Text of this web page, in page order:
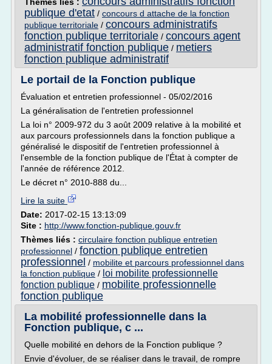
publique d'etat / concours d attache de la fonction
publique territoriale / concours administratifs
fonction publique territoriale / concours agent
administratif fonction publique / metiers
fonction publique administratif
Le portail de la Fonction publique
Évaluation et entretien professionnel - 05/02/2016
La généralisation de l'entretien professionnel
La loi n° 2009-972 du 3 août 2009 relative à la mobilité et
aux parcours professionnels dans la fonction publique a
généralisé le dispositif de l'entretien professionnel à
l'ensemble de la fonction publique de l'État à compter de
l'année de référence 2012.
Le décret n° 2010-888 du...
Lire la suite
Date: 2017-02-15 13:13:09
Site : http://www.fonction-publique.gouv.fr
Thèmes liés : circulaire fonction publique entretien
professionnel / fonction publique entretien
professionnel / mobilite et parcours professionnel dans
la fonction publique / loi mobilite professionnelle
fonction publique / mobilite professionnelle
fonction publique
La mobilité professionnelle dans la
Fonction publique, c ...
Quelle mobilité en dehors de la Fonction publique ?
Envie d'évoluer, de se réaliser dans le travail, de rompre